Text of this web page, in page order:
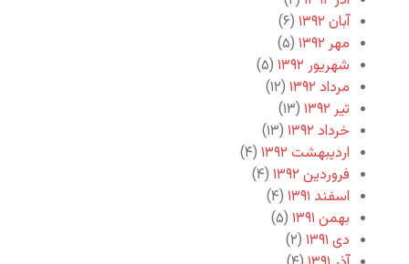
آبان ۱۳۹۲
(۶)
مهر ۱۳۹۲
(۵)
شهریور ۱۳۹۲
(۵)
مرداد ۱۳۹۲
(۱۲)
تیر ۱۳۹۲
(۱۳)
خرداد ۱۳۹۲
(۱۳)
اردیبهشت ۱۳۹۲
(۴)
فروردین ۱۳۹۲
(۴)
اسفند ۱۳۹۱
(۴)
بهمن ۱۳۹۱
(۵)
دی ۱۳۹۱
(۲)